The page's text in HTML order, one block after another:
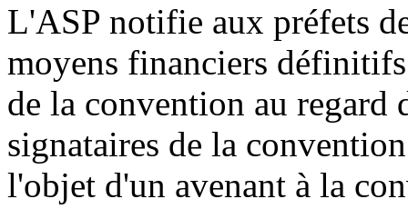
L'ASP notifie aux préfets
moyens financiers
de la convention au regard
signataires de la
l'objet d'un avenant à la